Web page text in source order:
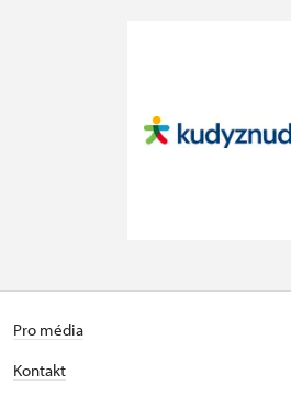
Pro média
Kontakt